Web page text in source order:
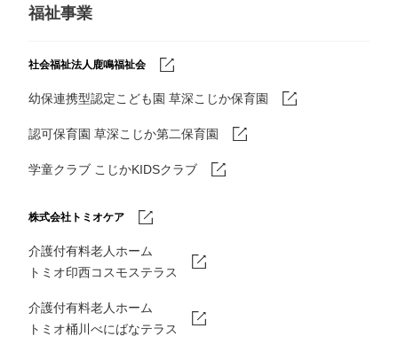
福祉事業
社会福祉法人鹿鳴福祉会
幼保連携型認定こども園 草深こじか保育園
認可保育園 草深こじか第二保育園
学童クラブ こじかKIDSクラブ
株式会社トミオケア
介護付有料老人ホーム
トミオ印西コスモステラス
介護付有料老人ホーム
トミオ桶川べにばなテラス